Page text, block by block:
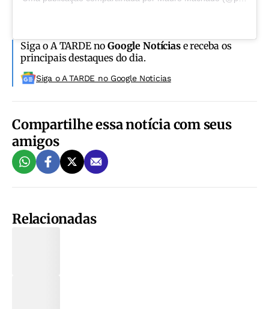
Siga o A TARDE noGoogle Notíciase receba os
principais destaques do dia.
Siga o A TARDE no Google Noticias
Compartilhe essa notícia com seus
amigos
Relacionadas